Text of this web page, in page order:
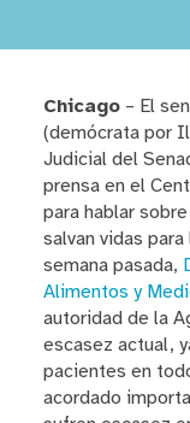
Chicago– El
(demócrata por
Judicial del
prensa en el
para hablar
salvan vidas
semana pasada,
Alimentos y
autoridad de la
escasez actual,
pacientes en
acordado